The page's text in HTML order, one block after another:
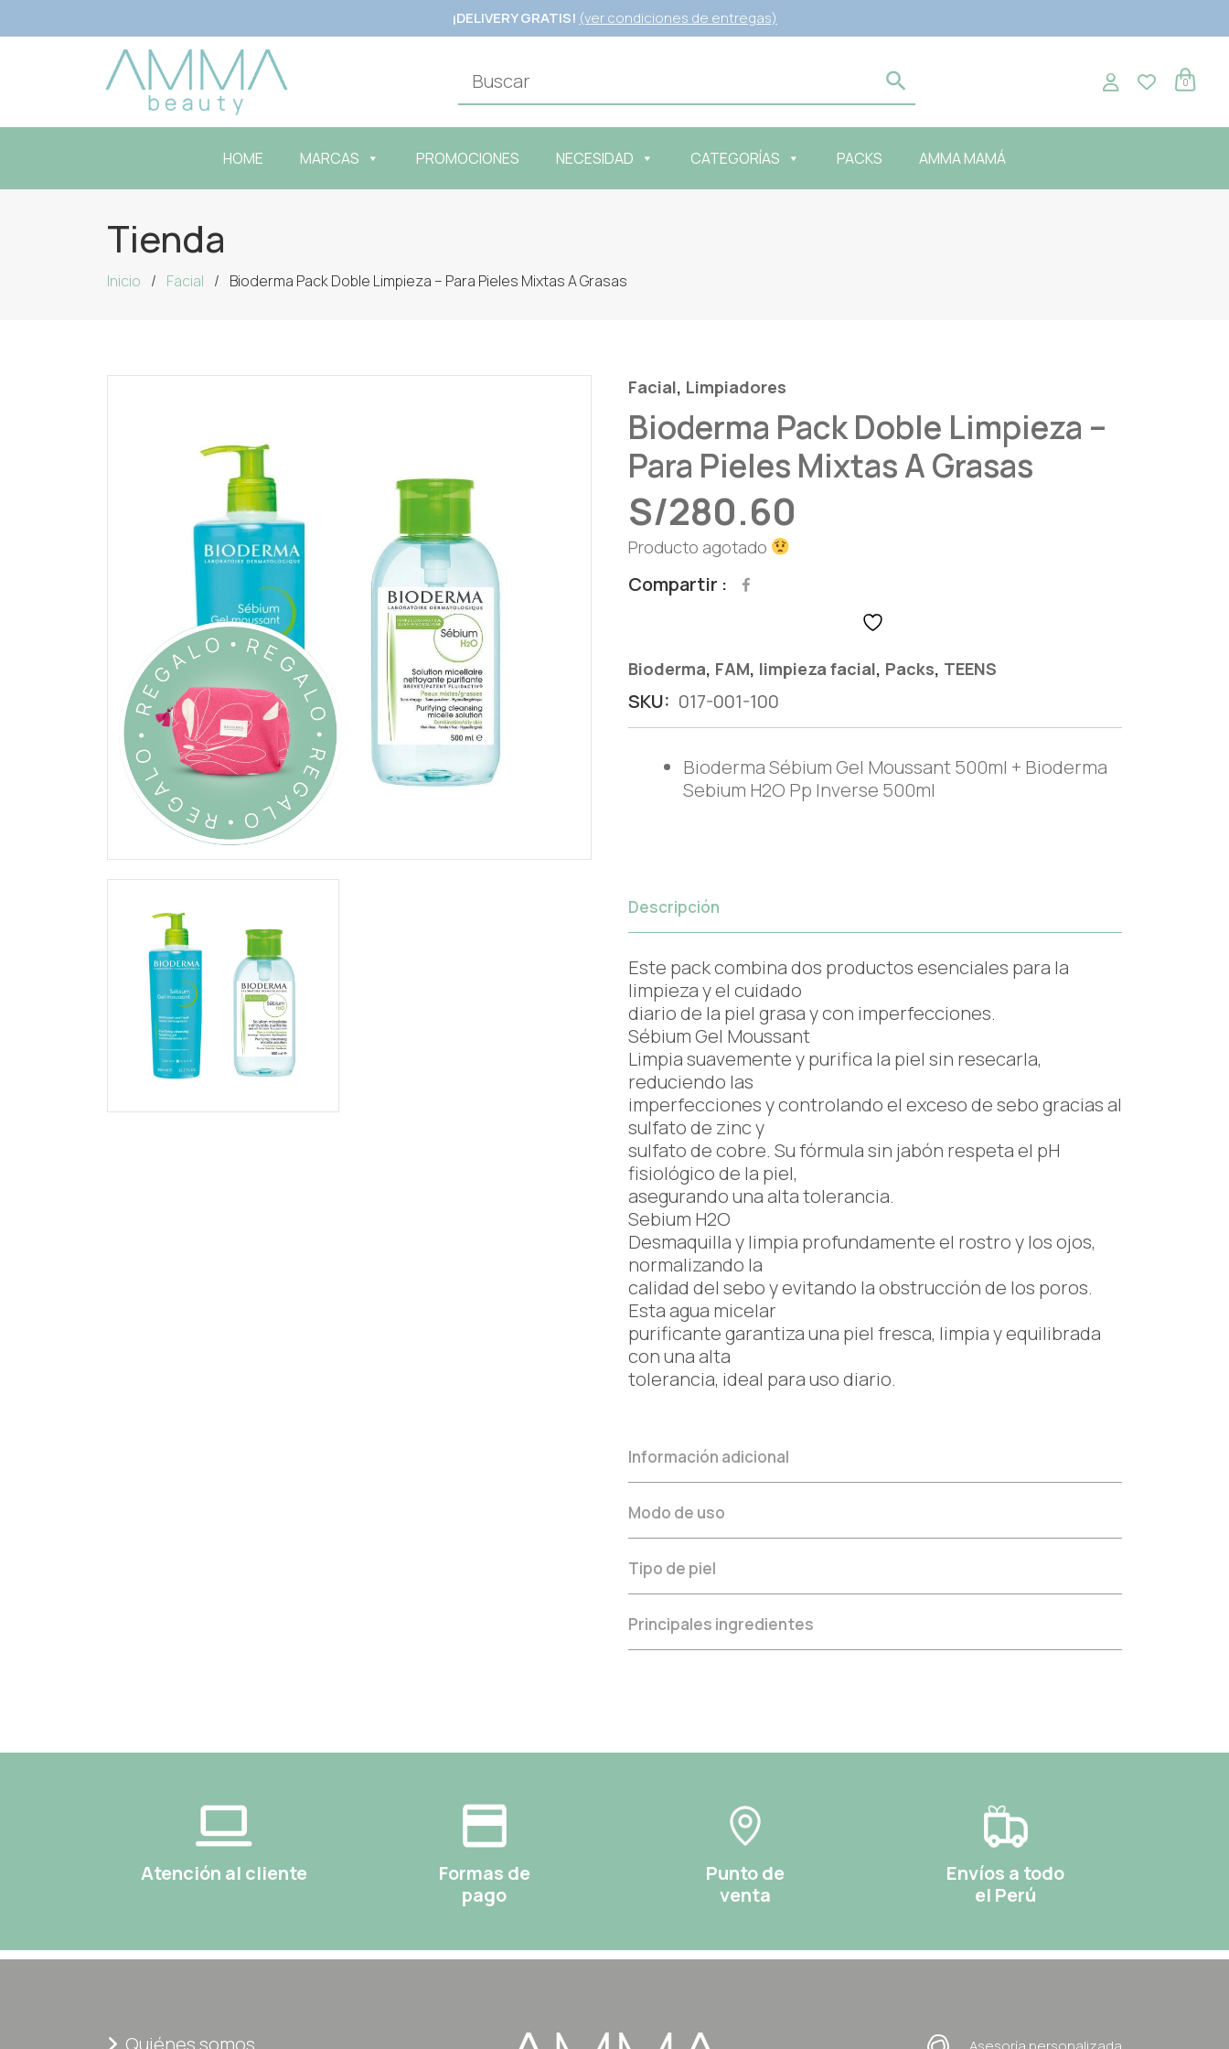
¡DELIVERY GRATIS! (ver condiciones de entregas)
0
HOME MARCAS PROMOCIONES NECESIDAD CATEGORÍAS PACKS AMMA MAMÁ
Tienda
Inicio Facial Bioderma Pack Doble Limpieza – Para Pieles Mixtas A Grasas
Facial, Limpiadores
Bioderma Pack Doble Limpieza –
Para Pieles Mixtas A Grasas
S/280.60
Producto agotado
Compartir
Bioderma, FAM, limpieza facial, Packs, TEENS
SKU: 017-001-100
Bioderma Sébium Gel Moussant 500ml + Bioderma
Sebium H2O Pp Inverse 500ml
Descripción
Este pack combina dos productos esenciales para la
limpieza y el cuidado
diario de la piel grasa y con imperfecciones.
Sébium Gel Moussant
Limpia suavemente y purifica la piel sin resecarla,
reduciendo las
imperfecciones y controlando el exceso de sebo gracias al
sulfato de zinc y
sulfato de cobre. Su fórmula sin jabón respeta el pH
fisiológico de la piel,
asegurando una alta tolerancia.
Sebium H2O
Desmaquilla y limpia profundamente el rostro y los ojos,
normalizando la
calidad del sebo y evitando la obstrucción de los poros.
Esta agua micelar
purificante garantiza una piel fresca, limpia y equilibrada
con una alta
tolerancia, ideal para uso diario.
Información adicional
Modo de uso
Tipo de piel
Principales ingredientes
Atención al cliente
Formas de
pago
Punto de
venta
Envíos a todo
el Perú